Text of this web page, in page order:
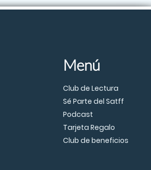
Menú
Club de Lectura
Sé Parte del Satff
Podcast
Tarjeta Regalo
Club de beneficios